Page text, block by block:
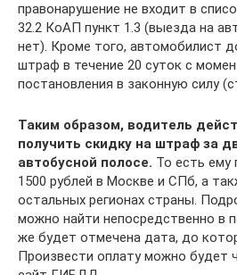
правонарушение не входит в
32.2 КоАП пункт 1.3 (выезда на
нет). Кроме того, автомобилист
штраф в течение 20 суток с
постановления в законную силу
Таким образом, водитель
получить скидку на штраф за
автобусной полосе. То есть ему
1500 рублей в Москве и СПб, а
остальных регионах страны.
можно найти непосредственно в
же будет отмечена дата, до
Произвести оплату можно будет